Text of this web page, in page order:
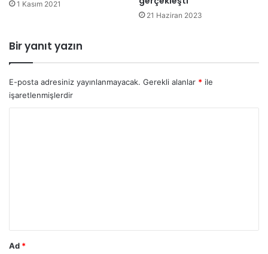
1 Kasım 2021
21 Haziran 2023
Bir yanıt yazın
E-posta adresiniz yayınlanmayacak. Gerekli alanlar * ile
işaretlenmişlerdir
Ad *